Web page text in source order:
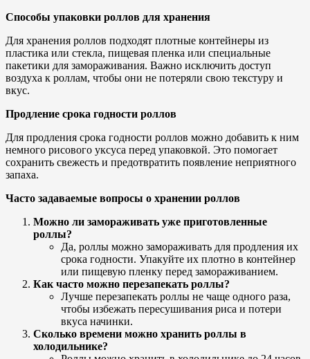
Способы упаковки роллов для хранения
Для хранения роллов подходят плотные контейнеры из
пластика или стекла, пищевая пленка или специальные
пакетики для замораживания. Важно исключить доступ
воздуха к роллам, чтобы они не потеряли свою текстуру и
вкус.
Продление срока годности роллов
Для продления срока годности роллов можно добавить к ним
немного рисового уксуса перед упаковкой. Это помогает
сохранить свежесть и предотвратить появление неприятного
запаха.
Часто задаваемые вопросы о хранении роллов
Можно ли замораживать уже приготовленные
роллы?
Да, роллы можно замораживать для продления их
срока годности. Упакуйте их плотно в контейнер
или пищевую пленку перед замораживанием.
Как часто можно перезапекать роллы?
Лучше перезапекать роллы не чаще одного раза,
чтобы избежать пересушивания риса и потери
вкуса начинки.
Сколько времени можно хранить роллы в
холодильнике?